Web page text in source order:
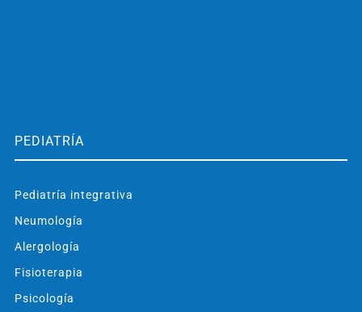
PEDIATRÍA
Pediatría integrativa
Neumología
Alergología
Fisioterapia
Psicología